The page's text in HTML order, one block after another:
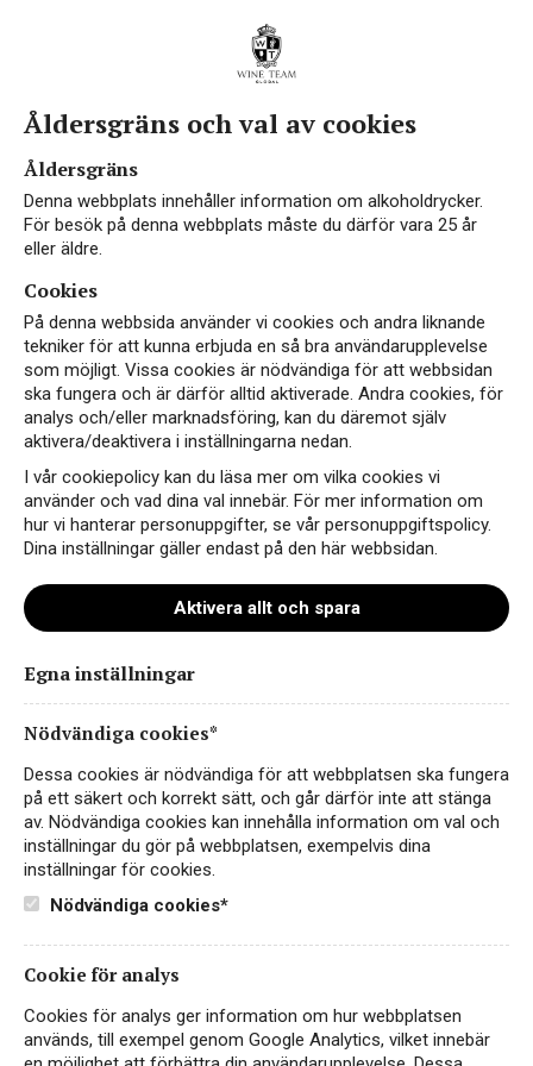
Instagram
Kontakt
Sekretess- & Cookiepolicy
Personuppgiftspolicy
Åldersgräns och val av cookies
Åldersgräns
Denna webbplats innehåller information om alkoholdrycker.
För besök på denna webbplats måste du därför vara 25 år
eller äldre.
Cookies
På denna webbsida använder vi cookies och andra liknande
tekniker för att kunna erbjuda en så bra användarupplevelse
som möjligt. Vissa cookies är nödvändiga för att webbsidan
ska fungera och är därför alltid aktiverade. Andra cookies, för
analys och/eller marknadsföring, kan du däremot själv
aktivera/deaktivera i inställningarna nedan.
I vår cookiepolicy kan du läsa mer om vilka cookies vi
använder och vad dina val innebär. För mer information om
hur vi hanterar personuppgifter, se vår personuppgiftspolicy.
Dina inställningar gäller endast på den här webbsidan.
Aktivera allt och spara
Egna inställningar
Nödvändiga cookies*
Dessa cookies är nödvändiga för att webbplatsen ska fungera
på ett säkert och korrekt sätt, och går därför inte att stänga
av. Nödvändiga cookies kan innehålla information om val och
inställningar du gör på webbplatsen, exempelvis dina
inställningar för cookies.
Nödvändiga cookies*
Cookie för analys
Cookies för analys ger information om hur webbplatsen
används, till exempel genom Google Analytics, vilket innebär